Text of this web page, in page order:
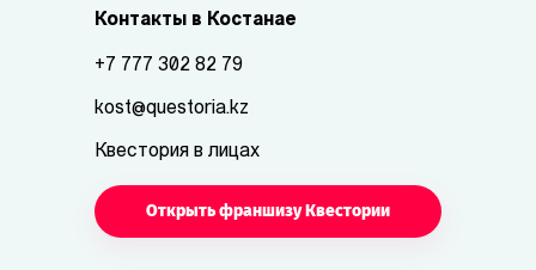
Контакты в Костанае
+7 777 302 82 79
kost@questoria.kz
Квестория в лицах
Открыть франшизу Квестории